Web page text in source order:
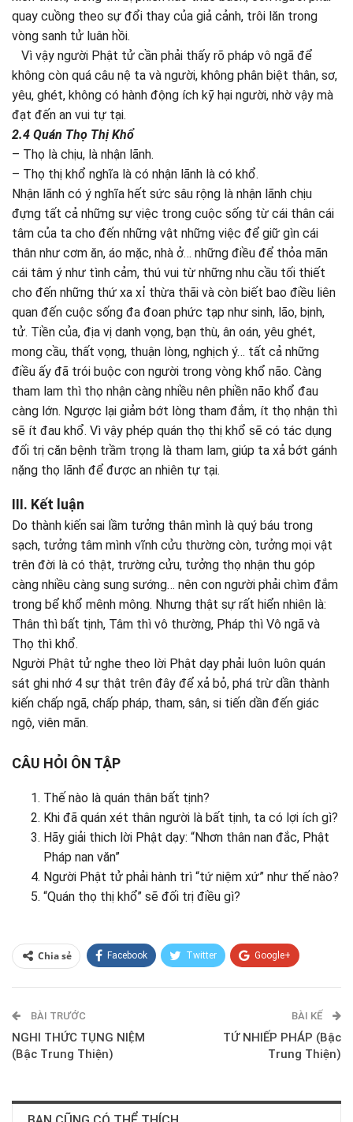
quay cuồng theo sự đổi thay của giả cảnh, trôi lăn trong
vòng sanh tử luân hồi.
Vì vậy người Phật tử cần phải thấy rõ pháp vô ngã để
không còn quá câu nệ ta và người, không phân biệt thân, sơ,
yêu, ghét, không có hành động ích kỹ hại người, nhờ vậy mà
đạt đến an vui tự tại.
2.4 Quán Thọ Thị Khổ
– Thọ là chịu, là nhận lãnh.
– Thọ thị khổ nghĩa là có nhận lãnh là có khổ.
Nhận lãnh có ý nghĩa hết sức sâu rộng là nhận lãnh chịu
đựng tất cả những sự việc trong cuộc sống từ cái thân cái
tâm của ta cho đến những vật những việc để giữ gìn cái
thân như cơm ăn, áo mặc, nhà ở… những điều để thỏa mãn
cái tâm ý như tình cảm, thú vui từ những nhu cầu tối thiết
cho đến những thứ xa xỉ thừa thãi và còn biết bao điều liên
quan đến cuộc sống đa đoan phức tạp như sinh, lão, bịnh,
tử. Tiền của, địa vị danh vọng, bạn thù, ân oán, yêu ghét,
mong cầu, thất vọng, thuận lòng, nghịch ý… tất cả những
điều ấy đã trói buộc con người trong vòng khổ não. Càng
tham lam thì thọ nhận càng nhiều nên phiền não khổ đau
càng lớn. Ngược lại giảm bớt lòng tham đắm, ít thọ nhận thì
sẽ ít đau khổ. Vì vậy phép quán thọ thị khổ sẽ có tác dụng
đối trị căn bệnh trầm trọng là tham lam, giúp ta xả bớt gánh
nặng thọ lãnh để được an nhiên tự tại.
III. Kết luận
Do thành kiến sai lầm tưởng thân mình là quý báu trong
sạch, tưởng tâm mình vĩnh cửu thường còn, tưởng mọi vật
trên đời là có thật, trường cửu, tưởng thọ nhận thu góp
càng nhiều càng sung sướng… nên con người phải chìm đắm
trong bể khổ mênh mông. Nhưng thật sự rất hiển nhiên là:
Thân thì bất tịnh, Tâm thì vô thường, Pháp thì Vô ngã và
Thọ thì khổ.
Người Phật tử nghe theo lời Phật dạy phải luôn luôn quán
sát ghi nhớ 4 sự thật trên đây để xả bỏ, phá trừ dần thành
kiến chấp ngã, chấp pháp, tham, sân, si tiến dần đến giác
ngộ, viên mãn.
CÂU HỎI ÔN TẬP
Thế nào là quán thân bất tịnh?
Khi đã quán xét thân người là bất tịnh, ta có lợi ích gì?
Hãy giải thich lời Phật dạy: “Nhơn thân nan đắc, Phật
Pháp nan văn”
Người Phật tử phải hành trì “tứ niệm xứ” như thế nào?
“Quán thọ thị khổ” sẽ đối trị điều gì?
Chia sẻ Facebook Twitter Google+
E-mail
BÀI TRƯỚC
NGHI THỨC TỤNG NIỆM
(Bậc Trung Thiện)
BÀI KẾ
TỨ NHIẾP PHÁP (Bậc
Trung Thiện)